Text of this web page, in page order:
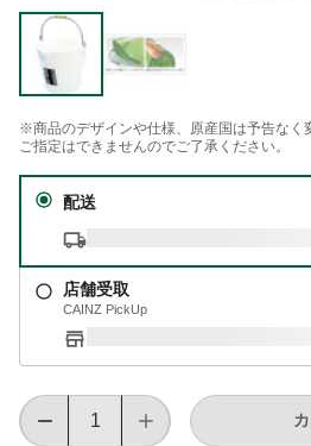
※商品のデザインや仕様、原産国は予告なく
ご指定はできませんのでご了承ください。
配送
店舗受取
CAINZ PickUp